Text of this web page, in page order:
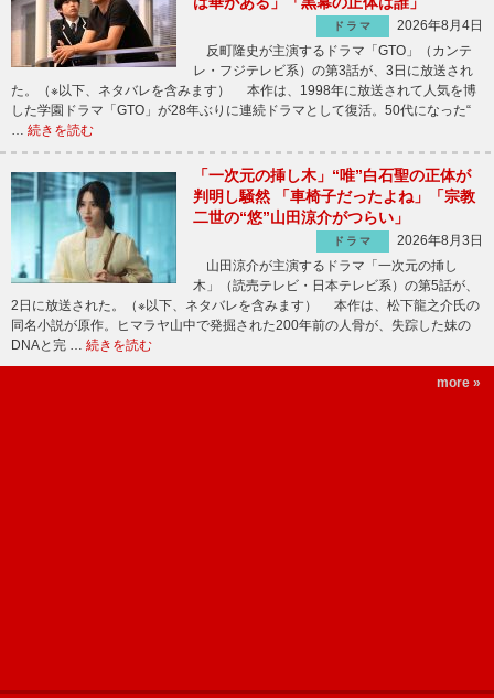
ドラマ
2026年8月4日
反町隆史が主演するドラマ「GTO」（カンテ
レ・フジテレビ系）の第3話が、3日に放送され
た。（※以下、ネタバレを含みます） 本作は、1998年に放送されて人気を博
した学園ドラマ「GTO」が28年ぶりに連続ドラマとして復活。50代になった“
… 続きを読む
「一次元の挿し木」“唯”白石聖の正体が
判明し騒然 「車椅子だったよね」「宗教
二世の“悠”山田涼介がつらい」
ドラマ
2026年8月3日
山田涼介が主演するドラマ「一次元の挿し
木」（読売テレビ・日本テレビ系）の第5話が、
2日に放送された。（※以下、ネタバレを含みます） 本作は、松下龍之介氏の
同名小説が原作。ヒマラヤ山中で発掘された200年前の人骨が、失踪した妹の
DNAと完 … 続きを読む
more »